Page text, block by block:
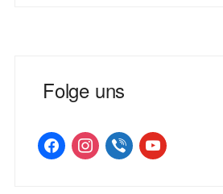
Folge uns
facebookinstagramviber youtube